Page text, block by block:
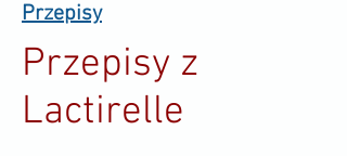
Przepisy
Przepisy z
Lactirelle